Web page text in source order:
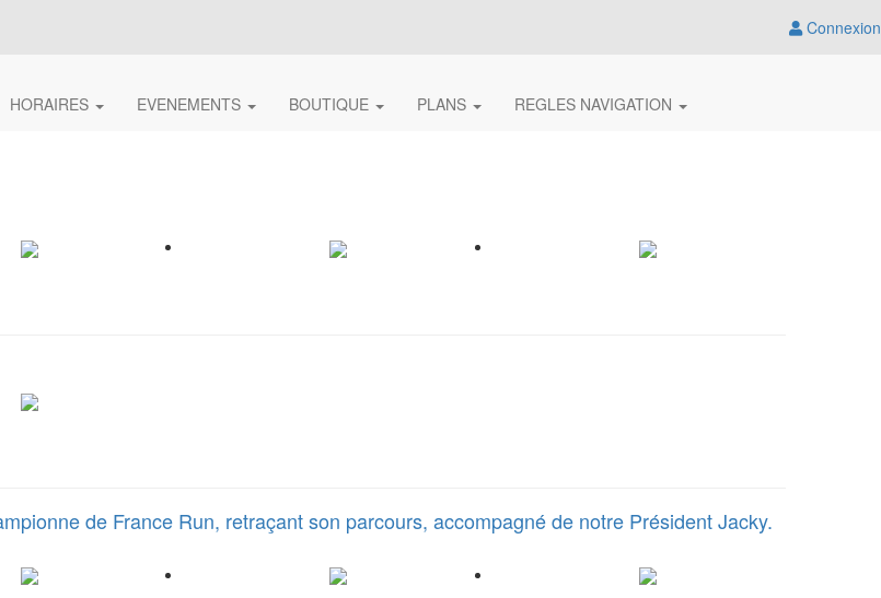
Connexion
HORAIRES EVENEMENTS BOUTIQUE PLANS REGLES NAVIGATION
de France Run, retraçant son parcours, accompagné de notre Président Jacky.